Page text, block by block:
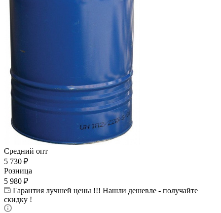
Средний опт
5 730 ₽
Розница
5 980 ₽
Гарантия лучшей цены !!! Нашли дешевле - получайте
скидку !